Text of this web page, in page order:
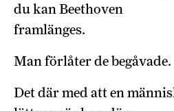
du kan Beethoven
framlänges.
Man förlåter de begåvade.
Det där med att en